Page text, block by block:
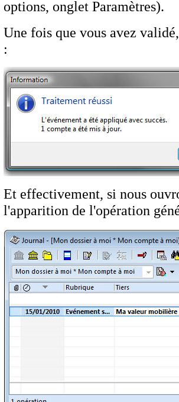
options, onglet Paramètres).
Une fois que vous avez
:
Et effectivement, si nous
l'apparition de l'opération